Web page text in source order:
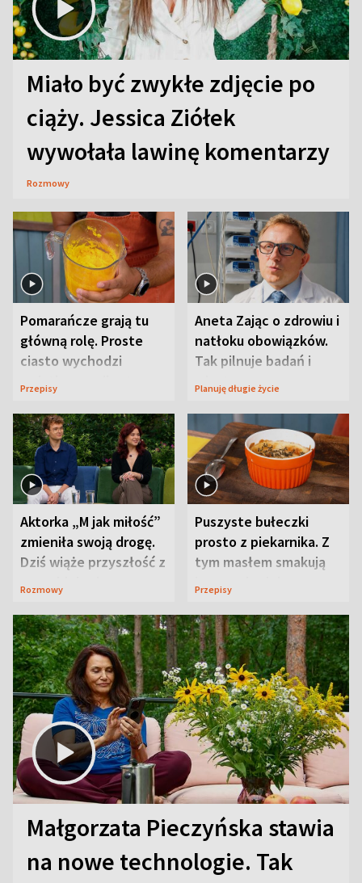
Miało być zwykłe zdjęcie po
ciąży. Jessica Ziółek
wywołała lawinę komentarzy
Rozmowy
Pomarańcze grają tu
główną rolę. Proste
ciasto wychodzi
wyjątkowo wilgotne
Przepisy
Aneta Zając o zdrowiu i
natłoku obowiązków.
Tak pilnuje badań i
wizyt
Planuję długie życie
Aktorka „M jak miłość”
zmieniła swoją drogę.
Dziś wiąże przyszłość z
neurobiologią
Rozmowy
Puszyste bułeczki
prosto z piekarnika. Z
tym masłem smakują
jeszcze lepiej
Przepisy
Małgorzata Pieczyńska stawia
na nowe technologie. Tak